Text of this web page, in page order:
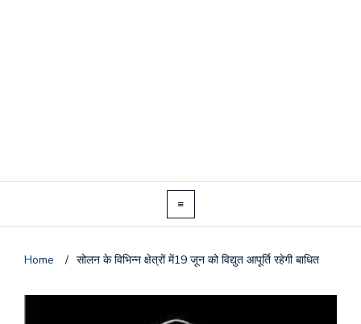
Home / सोलन के विभिन्न क्षेत्रों में19 जून को विद्युत आपूर्ति रहेगी बाधित